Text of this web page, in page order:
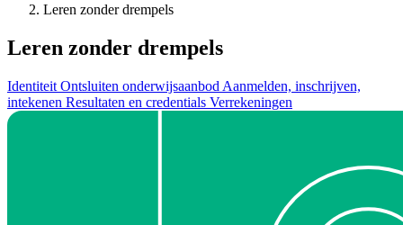
Leren zonder drempels
Leren zonder drempels
Identiteit Ontsluiten onderwijsaanbod Aanmelden, inschrijven,
intekenen Resultaten en credentials Verrekeningen